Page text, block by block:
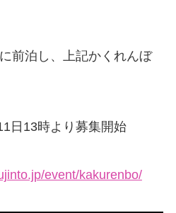
し、上記かくれんぼ
日13時より募集開始
event/kakurenbo/